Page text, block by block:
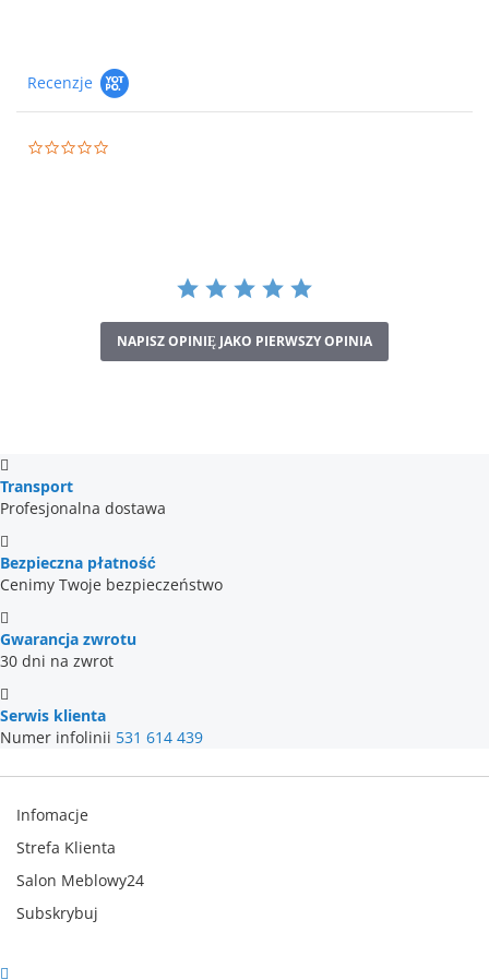
Recenzje
NAPISZ OPINIĘ JAKO PIERWSZY OPINIA
Transport
Profesjonalna dostawa
Bezpieczna płatność
Cenimy Twoje bezpieczeństwo
Gwarancja zwrotu
30 dni na zwrot
Serwis klienta
Numer infolinii 531 614 439
Infomacje
Strefa Klienta
Salon Meblowy24
Subskrybuj